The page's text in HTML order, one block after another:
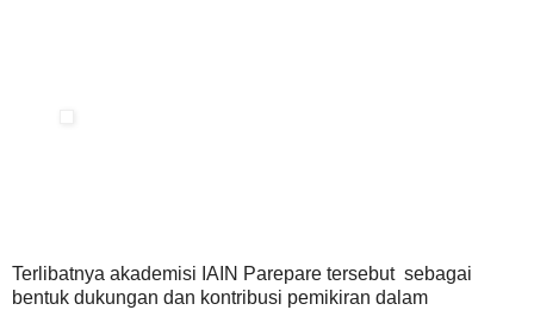
Terlibatnya akademisi IAIN Parepare tersebut sebagai
bentuk dukungan dan kontribusi pemikiran dalam